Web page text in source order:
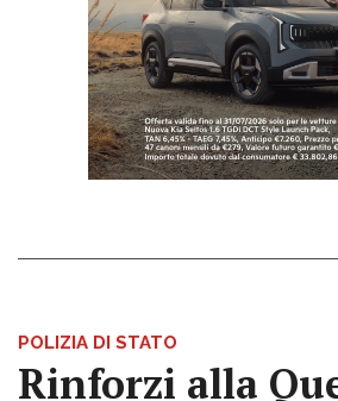
POLIZIA DI STATO
Rinforzi alla